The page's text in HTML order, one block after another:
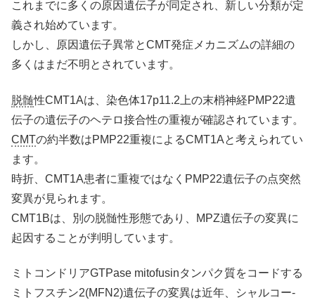
これまでに多くの原因遺伝子が同定され、新しい分類が定
義され始めています。
しかし、原因遺伝子異常とCMT発症メカニズムの詳細の
多くはまだ不明とされています。
脱髄性CMT1Aは、染色体17p11.2上の末梢神経PMP22遺
伝子の遺伝子のヘテロ接合性の重複が確認されています。
CMTの約半数はPMP22重複によるCMT1Aと考えられてい
ます。
時折、CMT1A患者に重複ではなくPMP22遺伝子の点突然
変異が見られます。
CMT1Bは、別の脱髄性形態であり、MPZ遺伝子の変異に
起因することが判明しています。
ミトコンドリアGTPase mitofusinタンパク質をコードする
ミトフスチン2(MFN2)遺伝子の変異は近年、シャルコー-